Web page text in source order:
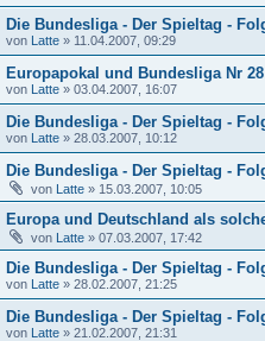
Die Bundesliga - Der Spieltag -
von Latte » 11.04.2007, 09:29
Europapokal und Bundesliga Nr 28
von Latte » 03.04.2007, 16:07
Die Bundesliga - Der Spieltag -
von Latte » 28.03.2007, 10:12
Die Bundesliga - Der Spieltag -
von Latte » 15.03.2007, 10:05
Europa und Deutschland als
von Latte » 07.03.2007, 17:42
Die Bundesliga - Der Spieltag -
von Latte » 28.02.2007, 21:25
Die Bundesliga - Der Spieltag -
von Latte » 21.02.2007, 21:31